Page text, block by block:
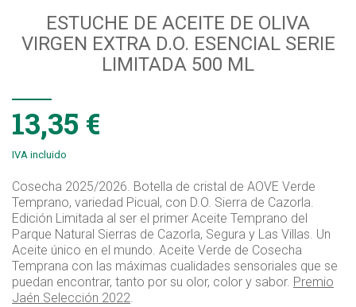
ESTUCHE DE ACEITE DE OLIVA
VIRGEN EXTRA D.O. ESENCIAL SERIE
LIMITADA 500 ML
13,35 €
IVA incluido
Cosecha 2025/2026. Botella de cristal de AOVE Verde
Temprano, variedad Picual, con D.O. Sierra de Cazorla.
Edición Limitada al ser el primer Aceite Temprano del
Parque Natural Sierras de Cazorla, Segura y Las Villas. Un
Aceite único en el mundo. Aceite Verde de Cosecha
Temprana con las máximas cualidades sensoriales que se
puedan encontrar, tanto por su olor, color y sabor. Premio
Jaén Selección 2022.